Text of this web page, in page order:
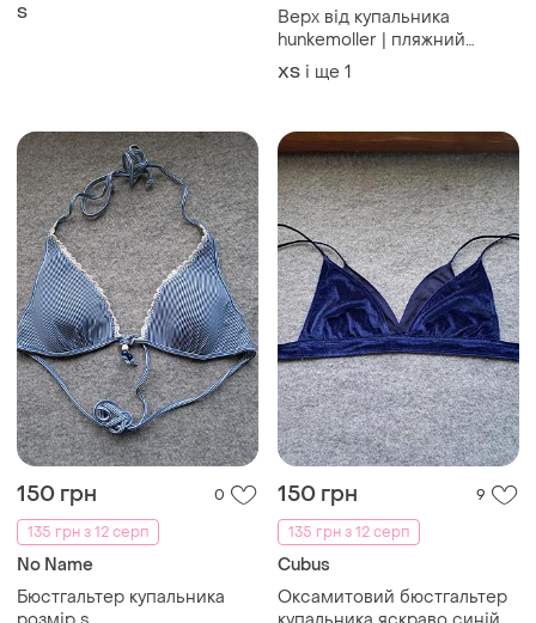
S
Верх від купальника
hunkemoller | пляжний
купальний бюстгальтер
ХS і ще 1
150 грн
0
135 грн з 12 серп
No Name
Бюстгальтер купальника
150 грн
9
135 грн з 12 серп
Cubus
Оксамитовий бюстгальтер